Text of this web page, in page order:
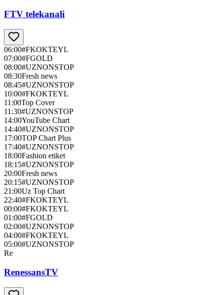
FTV telekanali
06:00#FKOKTEYL
07:00#FGOLD
08:00#UZNONSTOP
08:30Fresh news
08:45#UZNONSTOP
10:00#FKOKTEYL
11:00Top Cover
11:30#UZNONSTOP
14:00YouTube Chart
14:40#UZNONSTOP
17:00TOP Chart Plus
17:40#UZNONSTOP
18:00Fashion etiket
18:15#UZNONSTOP
20:00Fresh news
20:15#UZNONSTOP
21:00Uz Top Chart
22:40#FKOKTEYL
00:00#FKOKTEYL
01:00#FGOLD
02:00#UZNONSTOP
04:00#FKOKTEYL
05:00#UZNONSTOP
Re
RenessansTV